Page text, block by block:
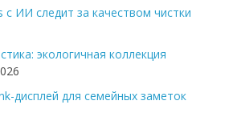
с ИИ следит за качеством чистки
экологичная коллекция
дисплей для семейных заметок